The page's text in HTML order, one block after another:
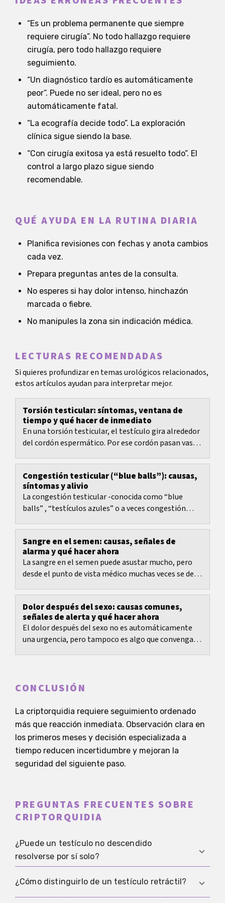
“Es un problema permanente que siempre
requiere cirugía”. No todo hallazgo requiere
cirugía, pero todo hallazgo requiere
seguimiento.
“Un diagnóstico tardío es automáticamente
peor”. Puede no ser ideal, pero no es
automáticamente fatal.
“La ecografía decide todo”. La exploración
clínica sigue siendo la base.
“Con cirugía exitosa ya está resuelto todo”. El
control a largo plazo sigue siendo
recomendable.
QUÉ AYUDA EN LA RUTINA DIARIA
Planifica revisiones con fechas y anota cambios
cada vez.
Prepara preguntas antes de la consulta.
No esperes si hay dolor intenso, hinchazón
marcada o fiebre.
No manipules la zona sin indicación médica.
LECTURAS RECOMENDADAS
Si quieres profundizar en temas urológicos relacionados,
estos artículos ayudan para interpretar mejor.
Torsión testicular: síntomas, ventana de
tiempo y qué hacer de inmediato
En una torsión testicular, el testículo gira alrededor
del cordón espermático. Por ese cordón pasan vasos
Congestión testicular (“blue balls”): causas,
síntomas y alivio
La congestión testicular -conocida como “blue
balls” , “testículos azules” o a veces congestión
en...
Sangre en el semen: causas, señales de
alarma y qué hacer ahora
La sangre en el semen puede asustar mucho, pero
desde el punto de vista médico muchas veces se debe
Dolor después del sexo: causas comunes,
señales de alerta y qué hacer ahora
El dolor después del sexo no es automáticamente
una urgencia, pero tampoco es algo que convenga
CONCLUSIÓN
La criptorquidia requiere seguimiento ordenado
más que reacción inmediata. Observación clara en
los primeros meses y decisión especializada a
tiempo reducen incertidumbre y mejoran la
seguridad del siguiente paso.
PREGUNTAS FRECUENTES SOBRE
CRIPTORQUIDIA
¿Puede un testículo no descendido
resolverse por sí solo?
Sí, en especial en los primeros meses puede haber
¿Cómo distinguirlo de un testículo retráctil?